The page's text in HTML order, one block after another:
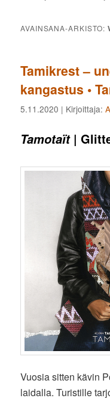
AVAINSANA-ARKISTO:
Tamikrest –
kangastus •
5.11.2020 | Kirjoittaja:
Tamotaït|
Vuosia sitten kävin
laidalla. Turistille